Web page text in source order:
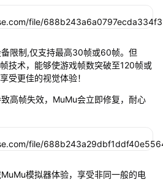
限制,仅支持最高30帧或60帧。但
技术，能够使游戏帧数突破至120帧或
受更佳的视觉体验！
高帧失效，MuMu会立即修复，耐心
模拟器体验，享受非同一般的电